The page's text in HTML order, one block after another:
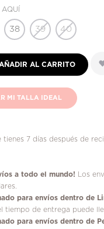
38 39 40
AL CARRITO
MI TALLA IDEAL
tienes 7 días después de
a todo el mundo! Los
para envíos dentro de
tiempo de entrega puede
para envíos dentro de